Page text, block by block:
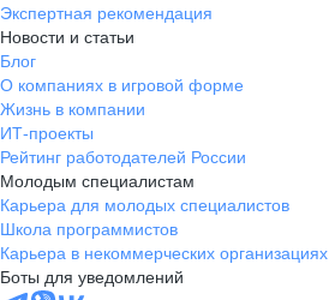
Экспертная рекомендация
Новости и статьи
Блог
О компаниях в игровой форме
Жизнь в компании
ИТ-проекты
Рейтинг работодателей России
Молодым специалистам
Карьера для молодых специалистов
Школа программистов
Карьера в некоммерческих организациях
Боты для уведомлений